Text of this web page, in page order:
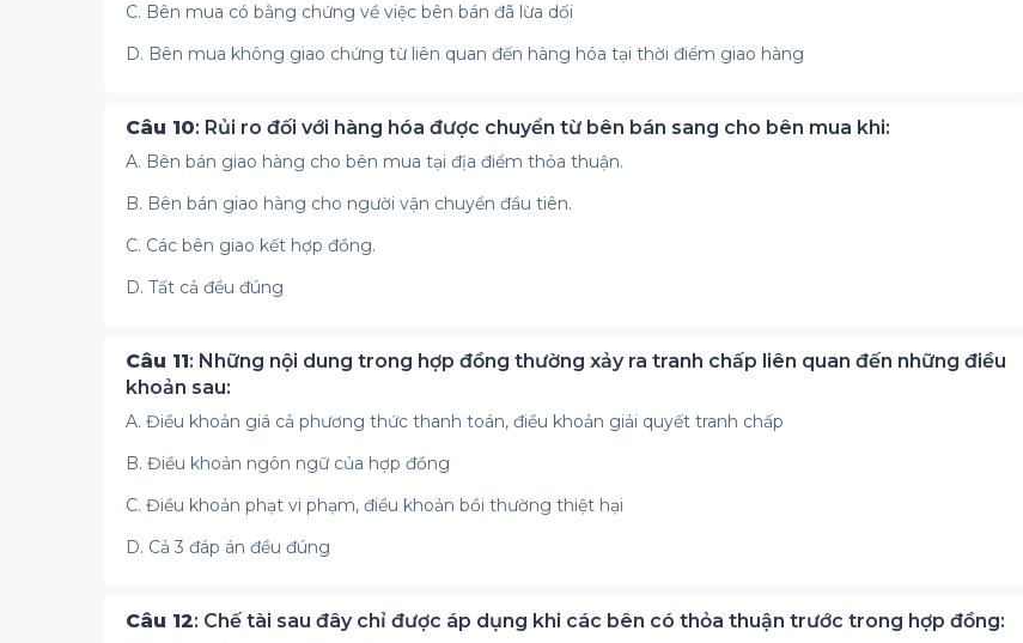
C. Bên mua có bằng chứng về việc bên bán đã lừa dối
D. Bên mua không giao chứng từ liên quan đến hàng hóa tại thời điểm giao hàng
Câu 10: Rủi ro đối với hàng hóa được chuyển từ bên bán sang cho bên mua khi:
A. Bên bán giao hàng cho bên mua tại địa điểm thỏa thuận.
B. Bên bán giao hàng cho người vận chuyển đầu tiên.
C. Các bên giao kết hợp đồng.
D. Tất cả đều đúng
Câu 11: Những nội dung trong hợp đồng thường xảy ra tranh chấp liên quan đến những điều
khoản sau:
A. Điều khoản giá cả phương thức thanh toán, điều khoản giải quyết tranh chấp
B. Điều khoản ngôn ngữ của hợp đồng
C. Điều khoản phạt vi phạm, điều khoản bồi thường thiệt hại
D. Cả 3 đáp án đều đúng
Câu 12: Chế tài sau đây chỉ được áp dụng khi các bên có thỏa thuận trước trong hợp đồng: